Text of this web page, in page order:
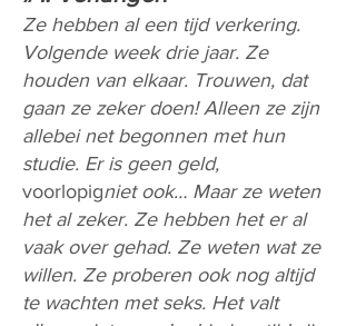
Ze hebben al een tijd verkering.
Volgende week drie jaar. Ze
houden van elkaar. Trouwen, dat
gaan ze zeker doen! Alleen ze zijn
allebei net begonnen met hun
studie. Er is geen geld,
voorlopigniet ook… Maar ze weten
het al zeker. Ze hebben het er al
vaak over gehad. Ze weten wat ze
willen. Ze proberen ook nog altijd
te wachten met seks. Het valt